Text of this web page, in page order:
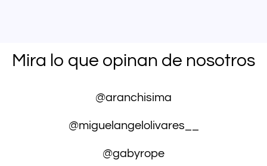
Mira lo que opinan de nosotros
@aranchisima
@miguelangelolivares__
@gabyrope